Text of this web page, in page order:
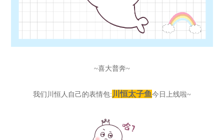
~喜大普奔~
我们川恒人自己的表情包: 川恒太子鱼今日上线啦~